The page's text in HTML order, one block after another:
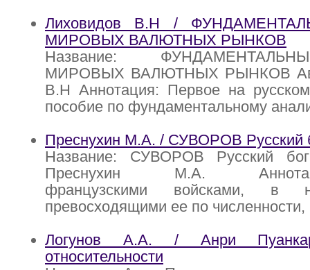
Лиховидов В.Н /
МИРОВЫХ ВАЛЮТНЫХ РЫНКОВ
Название:
МИРОВЫХ ВАЛЮТНЫХ РЫНКОВ
В.Н Аннотация: Первое на
пособие по фундаментальному
Преснухин М.А. / СУВОРОВ Русский
Название: СУВОРОВ Русский
Преснухин М.А.
французскими войсками, в
превосходящими ее по численности,
Логунов А.А. / Анри
относительности